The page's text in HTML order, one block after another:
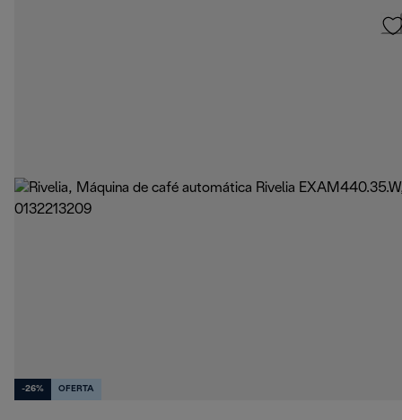
-26% OFERTA